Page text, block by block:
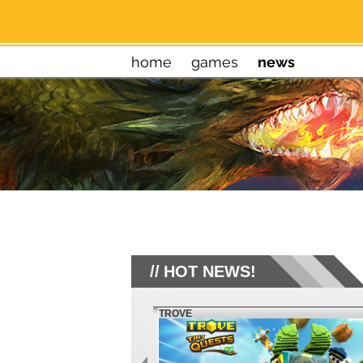
home games news
HOT NEWS!
TROVE